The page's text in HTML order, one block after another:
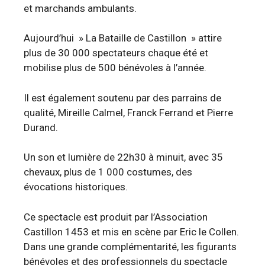
et marchands ambulants.
Aujourd’hui » La Bataille de Castillon » attire
plus de 30 000 spectateurs chaque été et
mobilise plus de 500 bénévoles à l’année.
Il est également soutenu par des parrains de
qualité, Mireille Calmel, Franck Ferrand et Pierre
Durand.
Un son et lumière de 22h30 à minuit, avec 35
chevaux, plus de 1 000 costumes, des
évocations historiques.
Ce spectacle est produit par l’Association
Castillon 1453 et mis en scène par Eric le Collen.
Dans une grande complémentarité, les figurants
bénévoles et des professionnels du spectacle